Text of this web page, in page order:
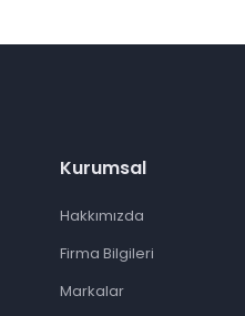
Kurumsal
Hakkımızda
Firma Bilgileri
Markalar